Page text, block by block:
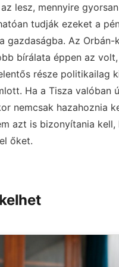
lesz, mennyire
tudják ezeket a
gazdaságba. Az Orbán-
bírálata éppen az
része politikailag
Ha a Tisza valóban
nemcsak hazahoznia
azt is bizonyítania kell,
őket.